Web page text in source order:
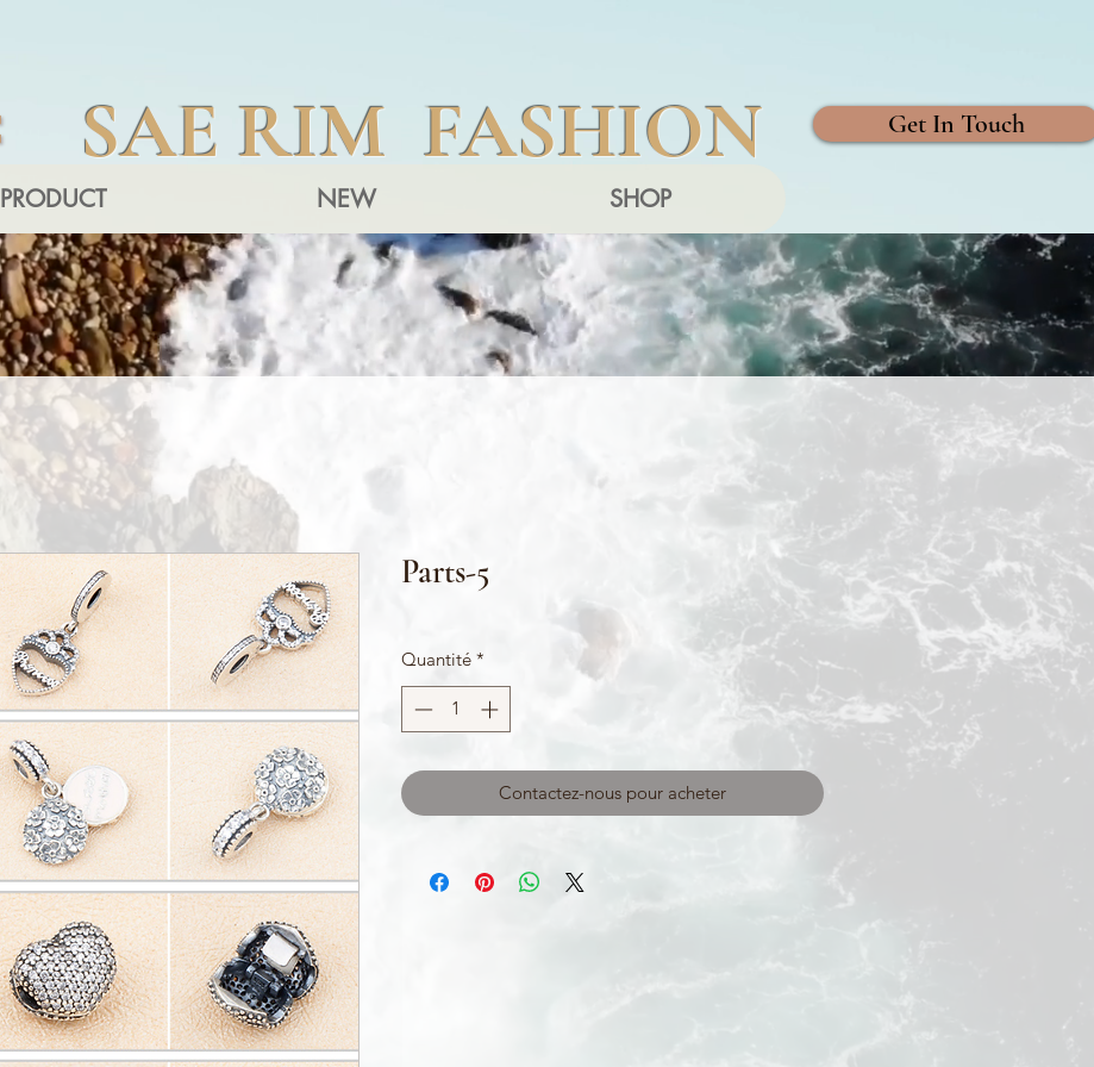
SAE RIM FASHION
PRODUCT NEW SHOP
Get In Touch
Parts-5
Quantité *
Contactez-nous pour acheter